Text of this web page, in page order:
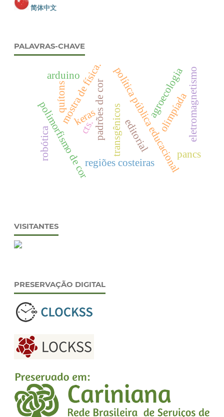
简体中文
PALAVRAS-CHAVE
editorial
padrões de cor
mostra de física.política pública educacional
polimorfismo de cor
quítons
regiões costeiras
olimpíada
robótica
keras transgênicos
cts.
agroecologiaeletromagnetismo
arduino
pancs
VISITANTES
PRESERVAÇÃO DIGITAL